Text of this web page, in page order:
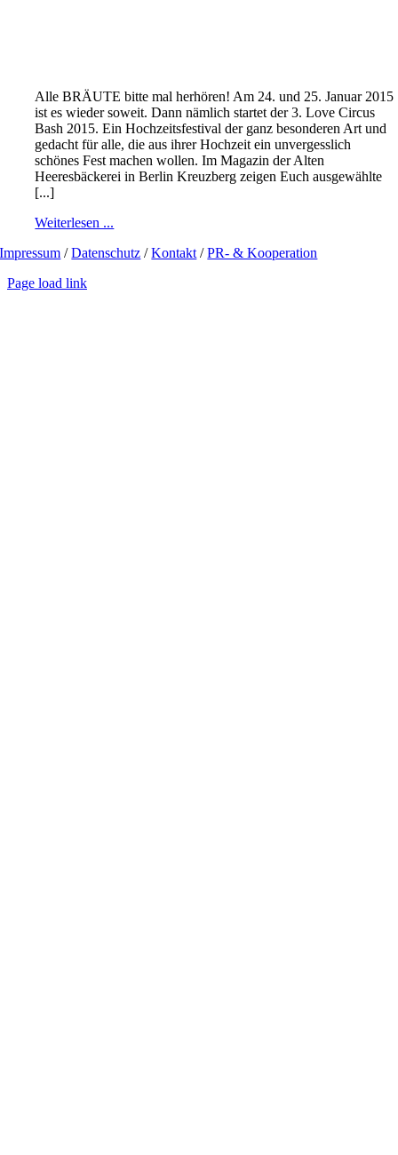
Alle BRÄUTE bitte mal herhören! Am 24. und 25. Januar 2015
ist es wieder soweit. Dann nämlich startet der 3. Love Circus
Bash 2015. Ein Hochzeitsfestival der ganz besonderen Art und
gedacht für alle, die aus ihrer Hochzeit ein unvergesslich
schönes Fest machen wollen. Im Magazin der Alten
Heeresbäckerei in Berlin Kreuzberg zeigen Euch ausgewählte
[...]
Weiterlesen ...
Impressum /Datenschutz /Kontakt /PR- & Kooperation
Page load link